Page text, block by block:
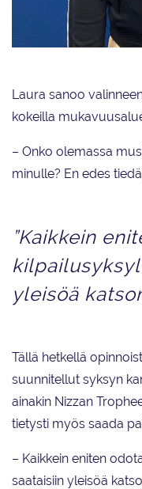
Laura sanoo
kokeilla
– Onko olemassa
minulle? En edes
”Kaikkein
yleisöä
Tällä hetkellä
suunnitellut syksyn
ainakin Nizzan
tietysti myös saada
– Kaikkein eniten
saataisiin yleisöä